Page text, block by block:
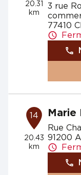
20.31
km
3 rue
77410
14
20.43
km
Marie
Rue
91200